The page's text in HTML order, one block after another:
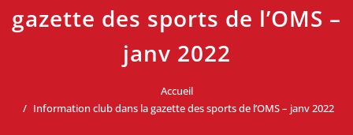
gazette des sports de l’OMS –
janv 2022
Accueil
Information club dans la gazette des sports de l’OMS – janv 2022